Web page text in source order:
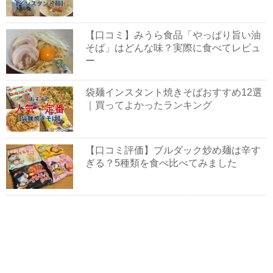
【口コミ】みうら食品「やっぱり旨い油
そば」はどんな味？実際に食べてレビュ
ー
袋麺インスタント焼きそばおすすめ12選
｜買ってよかったランキング
【口コミ評価】ブルダック炒め麺は辛す
ぎる？5種類を食べ比べてみました